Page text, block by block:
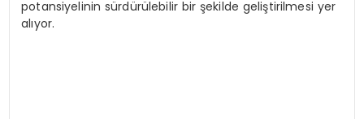
potansiyelinin sürdürülebilir bir şekilde geliştirilmesi yer
alıyor.